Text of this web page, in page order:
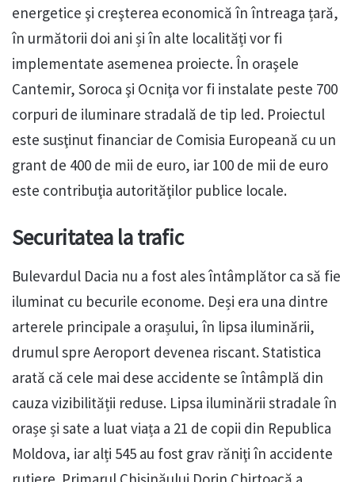
energetice şi creşterea economică în întreaga țară,
în următorii doi ani și în alte localități vor fi
implementate asemenea proiecte. În oraşele
Cantemir, Soroca şi Ocniţa vor fi instalate peste 700
corpuri de iluminare stradală de tip led. Proiectul
este susţinut financiar de Comisia Europeană cu un
grant de 400 de mii de euro, iar 100 de mii de euro
este contribuţia autorităţilor publice locale.
Securitatea la trafic
Bulevardul Dacia nu a fost ales întâmplător ca să fie
iluminat cu becurile econome. Deși era una dintre
arterele principale a orașului, în lipsa iluminării,
drumul spre Aeroport devenea riscant. Statistica
arată că cele mai dese accidente se întâmplă din
cauza vizibilității reduse. Lipsa iluminării stradale în
orașe și sate a luat viața a 21 de copii din Republica
Moldova, iar alți 545 au fost grav răniţi în accidente